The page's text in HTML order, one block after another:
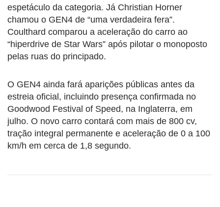
espetáculo da categoria. Já Christian Horner
chamou o GEN4 de “uma verdadeira fera”.
Coulthard comparou a aceleração do carro ao
“hiperdrive de Star Wars” após pilotar o monoposto
pelas ruas do principado.
O GEN4 ainda fará aparições públicas antes da
estreia oficial, incluindo presença confirmada no
Goodwood Festival of Speed, na Inglaterra, em
julho. O novo carro contará com mais de 800 cv,
tração integral permanente e aceleração de 0 a 100
km/h em cerca de 1,8 segundo.